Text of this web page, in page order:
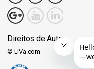
Direitos de Autor
© LiVa.com